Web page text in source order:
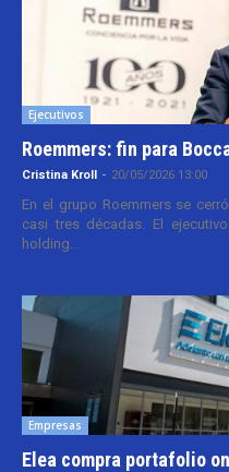
Ejecutivos
Roemmers: fin para
Cristina Kroll - 20/05/2026 13:00
En el grupo Roemmers se
casi tres décadas. El
holding...
Empresas
Elea compra portafolio